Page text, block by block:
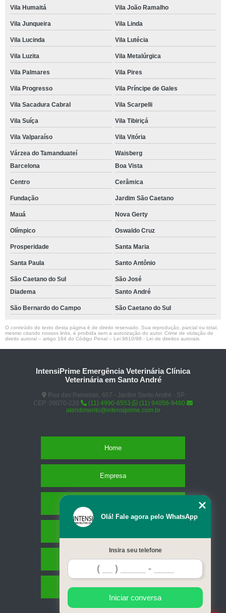
Vila Humaitá Vila João Ramalho
Vila Junqueira Vila Linda
Vila Lucinda Vila Lutécia
Vila Luzita Vila Metalúrgica
Vila Palmares Vila Pires
Vila Progresso Vila Príncipe de Gales
Vila Sacadura Cabral Vila Scarpelli
Vila Suíça Vila Tibiriçá
Vila Valparaíso Vila Vitória
Várzea do Tamanduateí
Waisberg
Barcelona
Boa Vista
Centro Cerâmica
Fundação Jardim São Caetano
Mauá Nova Gerty
Olímpico Oswaldo Cruz
Prosperidade Santa Maria
Santa Paula Santo Antônio
São Caetano do Sul
São José
Diadema
Santo André
São Bernardo do Campo São Caetano do Sul
O conteúdo do texto desta página é de direito reservado. Sua reprodução, parcial ou total,
mesmo citando nossos links, é proibida sem a autorização do autor. Crime de violação de
direito autoral – artigo 184 do Código Penal – Lei 9610/98 - Lei de direitos autorais
IntensiPrime Emergência Veterinária Clínica
Veterinária em Santo André
Rua das Paineiras, 607 - Jardim Santo André - SP
CEP: 09070-220
(11) 4990-6553
(11) 94056-9460
atendimento@intensiprime.com.br
Home
Empresa
Contato
Mapa do site
Olá! Fale agora pelo WhatsApp
Insira seu telefone
Iniciar conversa